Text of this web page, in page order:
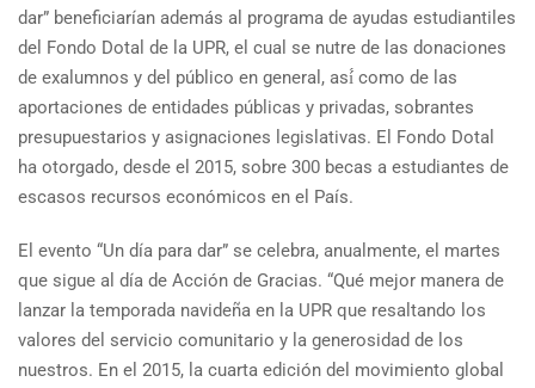
dar” beneficiarían además al programa de ayudas estudiantiles
del Fondo Dotal de la UPR, el cual se nutre de las donaciones
de exalumnos y del público en general, así́ como de las
aportaciones de entidades públicas y privadas, sobrantes
presupuestarios y asignaciones legislativas. El Fondo Dotal
ha otorgado, desde el 2015, sobre 300 becas a estudiantes de
escasos recursos económicos en el País.
El evento “Un día para dar” se celebra, anualmente, el martes
que sigue al día de Acción de Gracias. “Qué mejor manera de
lanzar la temporada navideña en la UPR que resaltando los
valores del servicio comunitario y la generosidad de los
nuestros. En el 2015, la cuarta edición del movimiento global